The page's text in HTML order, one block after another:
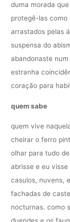
duma morada
protegê-las como
arrastados pelas
suspensa do
abandonaste
estranha
coração para
quem sabe
quem vive
cheirar o ferro
olhar para tudo
abrisse e eu
casulos, nuvens,
fachadas de
nocturnas. como